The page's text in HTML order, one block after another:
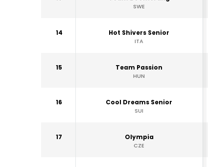
SWE
14 Hot Shivers Senior
ITA
15 Team Passion
HUN
16 Cool Dreams Senior
SUI
17 Olympia
CZE